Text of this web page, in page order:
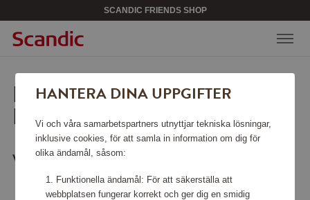
SCANDIC FRIENDS SHOP
LEDSEN, SIDAN KAN INTE
HITTAS.
Vill du gå tillbaka till
HANTERA DINA UPPGIFTER
Vi och våra samarbetspartners utnyttjar tekniska lösningar,
inklusive cookies, för att samla in information om dig för
olika ändamål, såsom:
Funktionella ändamål: För att säkerställa att
webbplatsen fungerar korrekt och ger dig en smidig